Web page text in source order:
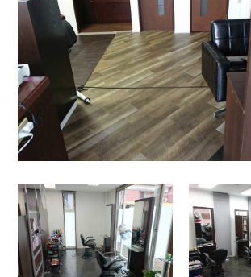
事務所・店舗 住宅 共同住宅
特殊建築 病院 神社仏閣
福祉関連施設
その他改修工事 内装リフォーム
外壁塗替工事 外構改修工事
水廻りリフォーム 防水改修工事